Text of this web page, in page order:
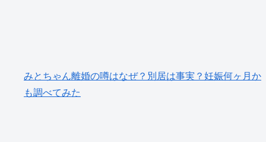
みとちゃん離婚の噂はなぜ？別居は事実？妊娠何ヶ月か
も調べてみた